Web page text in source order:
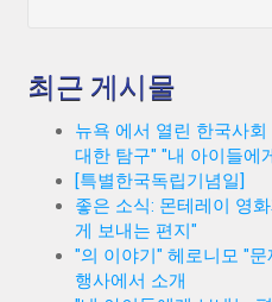
최근 게시물
뉴욕 에서 열린 한국사
대한 탐구" "내 아이들에
[특별한국독립기념일]
좋은 소식: 몬테레이 영
게 보내는 편지"
"의 이야기" 헤로니모 "
행사에서 소개